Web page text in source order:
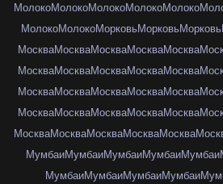
МолокоМолокоМолокоМолокоМолоко
МолокоМолокоМорковьМорковьМорковь
МоскваМоскваМоскваМоскваМосква
МоскваМоскваМоскваМоскваМосква
МоскваМоскваМоскваМоскваМосква
МоскваМоскваМоскваМоскваМосква
МоскваМоскваМоскваМоскваМосква
МумбаиМумбаиМумбаиМумбаиМумбаи
МумбаиМумбаиМумбаиМумбаи